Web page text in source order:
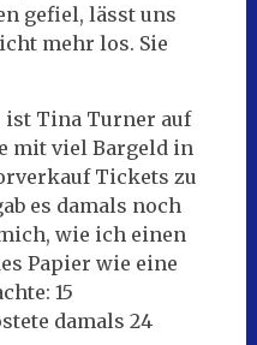
gefiel, lässt uns
mehr los. Sie
ist Tina Turner auf
mit viel Bargeld in
Tickets zu
es damals noch
wie ich einen
Papier wie eine
15
damals 24